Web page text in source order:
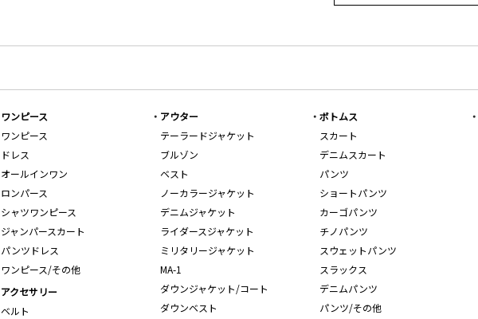
ワンピース
ワンピース
ドレス
オールインワン
ロンパース
シャツワンピース
ジャンパースカート
パンツドレス
ワンピース/その他
アウター
テーラードジャケット
ブルゾン
ベスト
ノーカラージャケット
デニムジャケット
ライダースジャケット
ミリタリージャケット
MA-1
ダウンジャケット/コート
ダウンベスト
ボトムス
スカート
デニムスカート
パンツ
ショートパンツ
カーゴパンツ
チノパンツ
スウェットパンツ
スラックス
デニムパンツ
パンツ/その他
アクセサリー
ベルト